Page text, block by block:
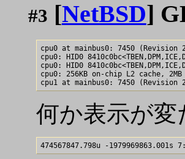
#3 [NetBSD]
cpu0 at mainbus0: 7450
cpu0: HID0
cpu0: HID0
cpu0: 256KB on-chip L2 cache,
何か表示が変